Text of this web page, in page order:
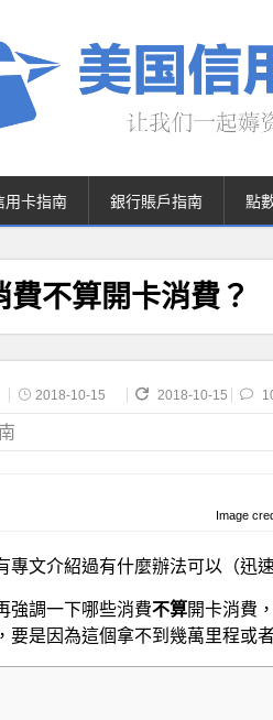
用卡指南 銀行賬戶指南 點
費不算開卡消費？
2018-10-15 2018-10-15
Image
專文介紹過有什麼辦法可以（迅
強調一下哪些消費不算開卡消費
要是因為這個拿不到幾萬里程或